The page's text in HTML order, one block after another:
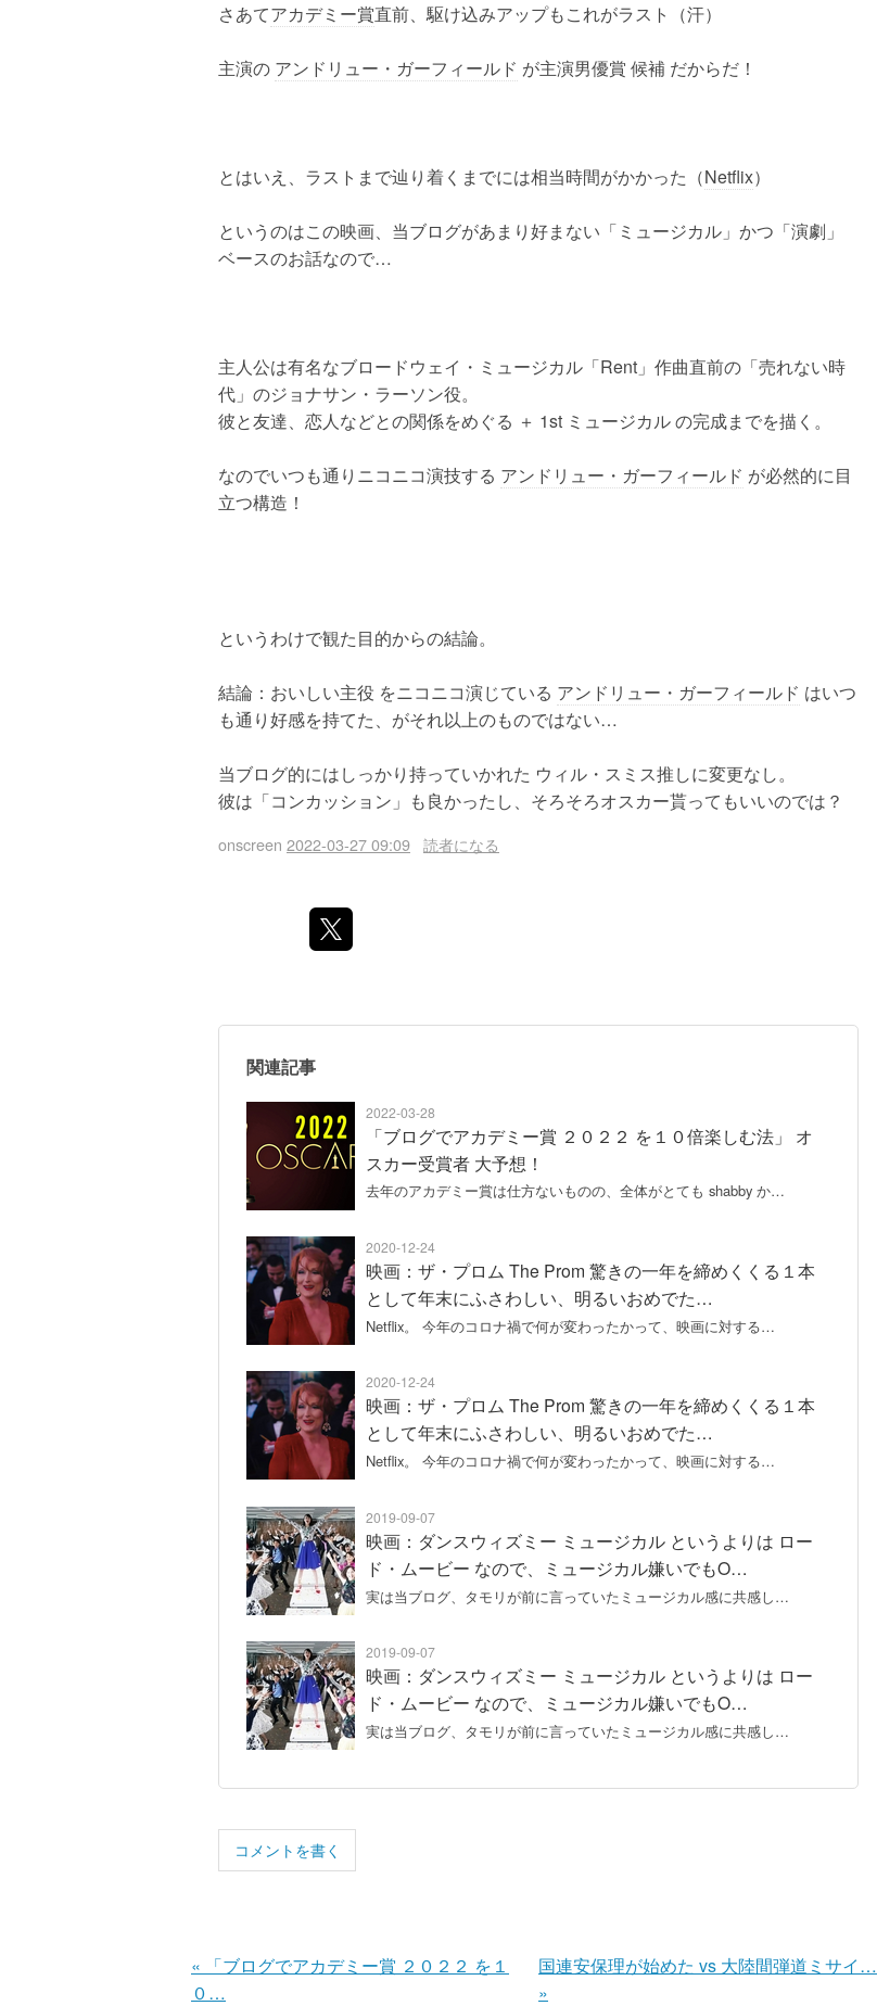
さあてアカデミー賞直前、駆け込みアップもこれがラスト（汗）
主演の アンドリュー・ガーフィールド が主演男優賞 候補 だからだ！
とはいえ、ラストまで辿り着くまでには相当時間がかかった（Netflix）
というのはこの映画、当ブログがあまり好まない「ミュージカル」かつ「演劇」
ベースのお話なので…
主人公は有名なブロードウェイ・ミュージカル「Rent」作曲直前の「売れない時
代」のジョナサン・ラーソン役。
彼と友達、恋人などとの関係をめぐる ＋ 1st ミュージカル の完成までを描く。
なのでいつも通りニコニコ演技する アンドリュー・ガーフィールド が必然的に目
立つ構造！
というわけで観た目的からの結論。
結論：おいしい主役 をニコニコ演じている アンドリュー・ガーフィールド はいつ
も通り好感を持てた、がそれ以上のものではない…
当ブログ的にはしっかり持っていかれた ウィル・スミス推しに変更なし。
彼は「コンカッション」も良かったし、そろそろオスカー貰ってもいいのでは？
onscreen 2022-03-27 09:09 読者になる
関連記事
2022-03-28
「ブログでアカデミー賞 ２０２２ を１０倍楽しむ法」 オ
スカー受賞者 大予想！
去年のアカデミー賞は仕方ないものの、全体がとても shabby か…
2020-12-24
映画：ザ・プロム The Prom 驚きの一年を締めくくる１本
として年末にふさわしい、明るいおめでた…
Netflix。 今年のコロナ禍で何が変わったかって、映画に対する…
2020-12-24
映画：ザ・プロム The Prom 驚きの一年を締めくくる１本
として年末にふさわしい、明るいおめでた…
Netflix。 今年のコロナ禍で何が変わったかって、映画に対する…
2019-09-07
映画：ダンスウィズミー ミュージカル というよりは ロー
ド・ムービー なので、ミュージカル嫌いでもO…
実は当ブログ、タモリが前に言っていたミュージカル感に共感し…
2019-09-07
映画：ダンスウィズミー ミュージカル というよりは ロー
ド・ムービー なので、ミュージカル嫌いでもO…
実は当ブログ、タモリが前に言っていたミュージカル感に共感し…
コメントを書く
«
「ブログでアカデミー賞 ２０２２ を１
０…
国連安保理が始めた vs 大陸間弾道ミサイ…
»